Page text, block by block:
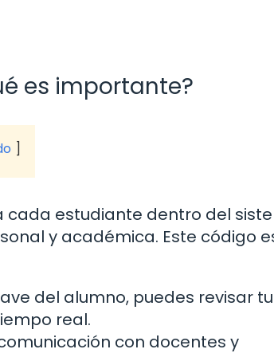
es importante?
cada estudiante dentro del
y académica. Este código
del alumno, puedes revisar
real.
con docentes y